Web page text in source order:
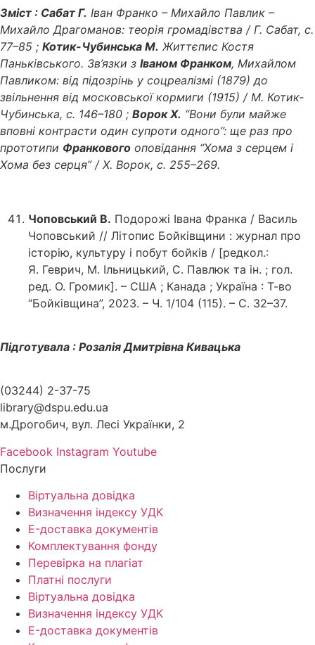
Зміст : Сабат Г. Іван Франко – Михайло Павлик –
Михайло Драгоманов: теорія громадівства / Г. Сабат, с.
77–85 ; Котик-Чубинська М. Життєпис Костя
Паньківського. Зв’язки з Іваном Франком, Михайлом
Павликом: від підозрінь у соцреалізмі (1879) до
звільнення від московської кормиги (1915) / М. Котик-
Чубинська, с. 146–180 ; Ворок Х. “Вони були майже
вповні контрасти один супроти одного”: ще раз про
прототипи Франкового оповідання “Хома з серцем і
Хома без серця” / Х. Ворок, с. 255–269.
Чоповський В. Подорожі Івана Франка / Василь
Чоповський // Літопис Бойківщини : журнал про
історію, культуру і побут бойків / [редкол.:
Я. Геврич, М. Ільницький, С. Павлюк та ін. ; гол.
ред. О. Громик]. – США ; Канада ; Україна : Т-во
“Бойківщина”, 2023. – Ч. 1/104 (115). – С. 32–37.
Підготувала : Розалія Дмитрівна Кивацька
(03244) 2-37-75
library@dspu.edu.ua
м.Дрогобич, вул. Лесі Українки, 2
Facebook Instagram Youtube
Послуги
Віртуальна довідка
Визначення індексу УДК
E-доставка документів
Комплектування фонду
Перевірка на плагіат
Платні послуги
Віртуальна довідка
Визначення індексу УДК
E-доставка документів